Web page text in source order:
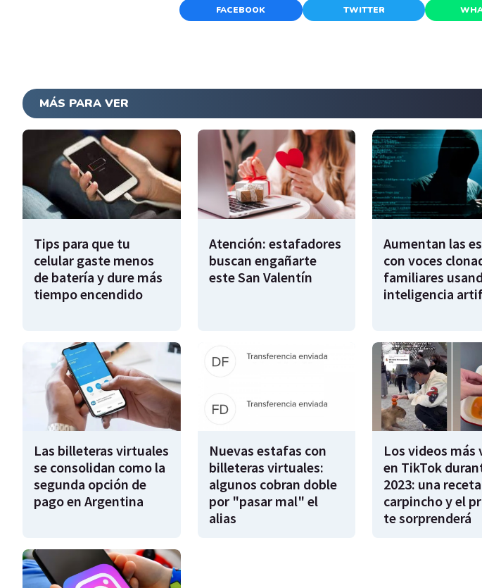
FACEBOOK TWITTER
MÁS PARA VER
Tips para que tu
celular gaste menos
de batería y dure más
tiempo encendido
Atención: estafadores
buscan engañarte
este San Valentín
Aumentan las
con voces
familiares
inteligencia
Las billeteras virtuales
se consolidan como la
segunda opción de
pago en Argentina
Nuevas estafas con
billeteras virtuales:
algunos cobran doble
por "pasar mal" el
alias
Los videos más
en TikTok
2023: una
carpincho y el
te sorprenderá